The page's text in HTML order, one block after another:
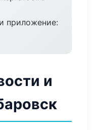
приложение:
и